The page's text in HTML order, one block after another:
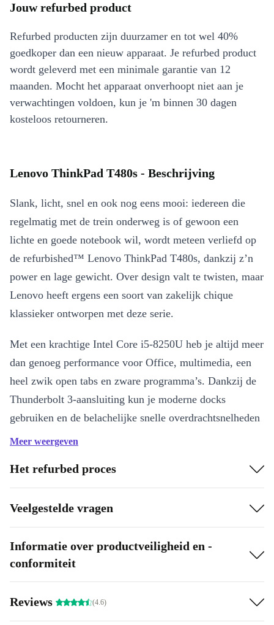
Jouw refurbed product
Refurbed producten zijn duurzamer en tot wel 40%
goedkoper dan een nieuw apparaat. Je refurbed product
wordt geleverd met een minimale garantie van 12
maanden. Mocht het apparaat onverhoopt niet aan je
verwachtingen voldoen, kun je 'm binnen 30 dagen
kosteloos retourneren.
Lenovo ThinkPad T480s - Beschrijving
Slank, licht, snel en ook nog eens mooi: iedereen die
regelmatig met de trein onderweg is of gewoon een
lichte en goede notebook wil, wordt meteen verliefd op
de refurbished™ Lenovo ThinkPad T480s, dankzij z’n
power en lage gewicht. Over design valt te twisten, maar
Lenovo heeft ergens een soort van zakelijk chique
klassieker ontworpen met deze serie.
Met een krachtige Intel Core i5-8250U heb je altijd meer
dan genoeg performance voor Office, multimedia, een
heel zwik open tabs en zware programma’s. Dankzij de
Thunderbolt 3-aansluiting kun je moderne docks
gebruiken en de belachelijke snelle overdrachtsnelheden
zijn afdoende om meerdere monitors te besturen of zelfs
vernieuwde notebook.
Meer weergeven
Het refurbed proces
Veelgestelde vragen
Informatie over productveiligheid en -
conformiteit
Reviews (4.6)